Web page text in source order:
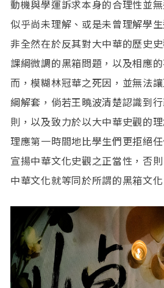
動機與學運訴求本身的合理性並
似乎尚未理解、或是未曾理解學
非全然在於反其對大中華的歷史
課綱微調的黑箱問題，以及相應
而，模糊林冠華之死因，並無法
綱解套，倘若王曉波清楚認識到
則，以及致力於以大中華史觀的
理應第一時間地比學生們更拒絕
宣揚中華文化史觀之正當性，否
中華文化就等同於所謂的黑箱文化